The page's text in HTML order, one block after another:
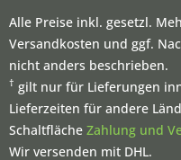
Alle Preise inkl. gesetzl.
Versandkosten und ggf.
nicht anders beschrieben.
† gilt nur für Lieferungen
Lieferzeiten für andere
Schaltfläche Zahlung und
Wir versenden mit DHL.